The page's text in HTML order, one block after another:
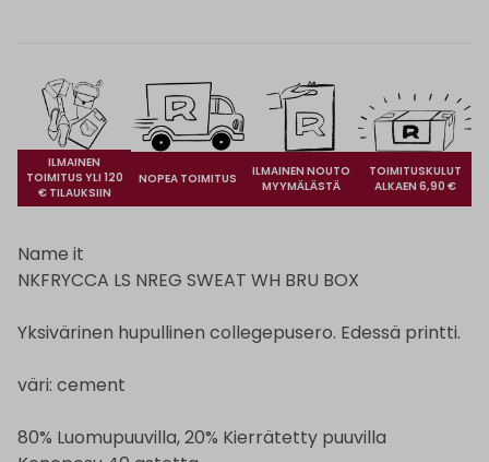
ILMAINEN
TOIMITUS YLI 120
€ TILAUKSIIN
NOPEA TOIMITUS
ILMAINEN NOUTO
MYYMÄLÄSTÄ
TOIMITUSKULUT
ALKAEN 6,90 €
Name it
NKFRYCCA LS NREG SWEAT WH BRU BOX
Yksivärinen hupullinen collegepusero. Edessä printti.
väri: cement
80% Luomupuuvilla, 20% Kierrätetty puuvilla